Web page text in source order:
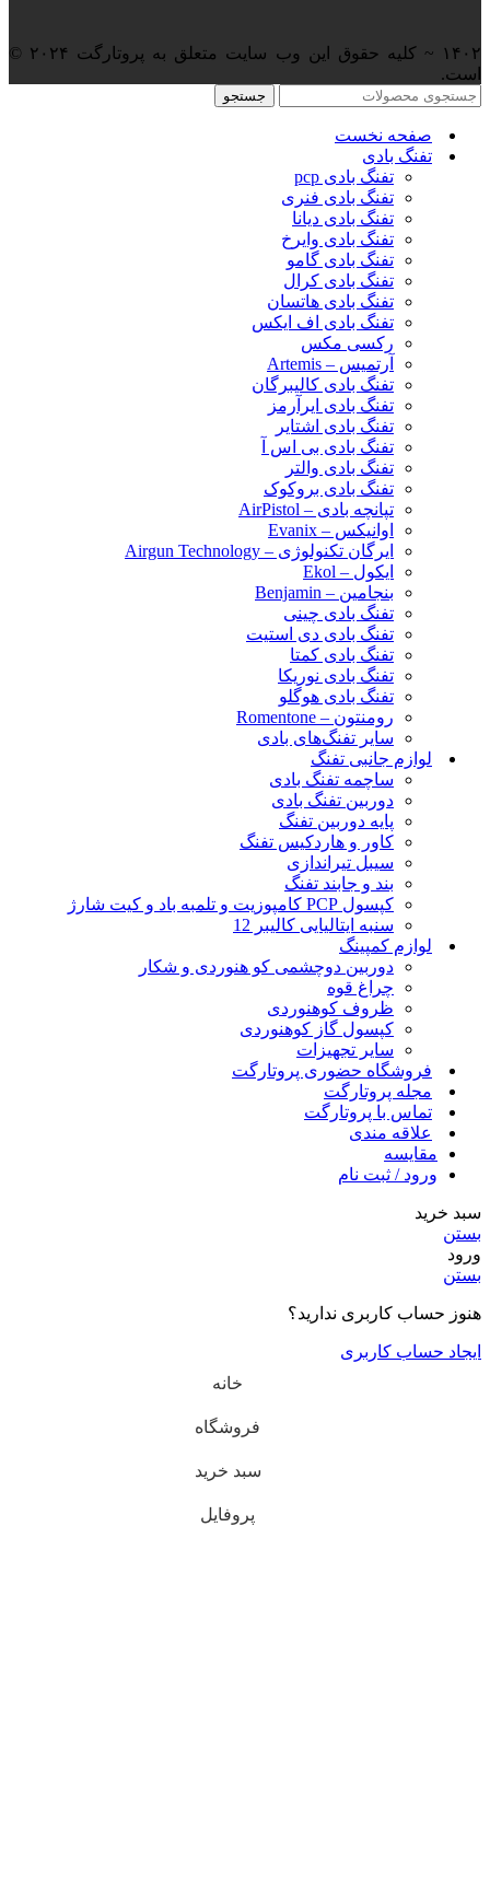
۱۴۰۲ ~ کلیه حقوق این وب سایت متعلق به پروتارگت ۲۰۲۴ ©️
است.
جستجو
صفحه نخست
تفنگ بادی
تفنگ بادی pcp
تفنگ بادی فنری
تفنگ بادی دیانا
تفنگ بادی وایرخ
تفنگ بادی گامو
تفنگ بادی کرال
تفنگ بادی هاتسان
تفنگ بادی اف ایکس
رکسی مکس
آرتمیس – Artemis
تفنگ بادی کالیبرگان
تفنگ بادی ایرآرمز
تفنگ بادی اشتایر
تفنگ بادی بی اس آ
تفنگ بادی والتر
تفنگ بادی بروکوک
تپانچه بادی – AirPistol
اوانیکس – Evanix
ایرگان تکنولوژی – Airgun Technology
ایکول – Ekol
بنجامین – Benjamin
تفنگ بادی چینی
تفنگ بادی دی استیت
تفنگ بادی کمتا
تفنگ بادی نوریکا
تفنگ بادی هوگلو
رومنتون – Romentone
سایر تفنگ‌های بادی
لوازم جانبی تفنگ
ساچمه تفنگ بادی
دوربین تفنگ بادی
پایه دوربین تفنگ
کاور و هاردکیس تفنگ
سیبل تیراندازی
بند و جابند تفنگ
کپسول PCP کامپوزیت و تلمبه باد و کیت شارژ
سنبه ایتالیایی کالیبر 12
لوازم کمپینگ
دوربین دوچشمی کو هنوردی و شکار
چراغ قوه
ظروف کوهنوردی
کپسول گاز کوهنوردی
سایر تجهیزات
فروشگاه حضوری پروتارگت
مجله پروتارگت
تماس با پروتارگت
علاقه مندی
مقایسه
ورود / ثبت نام
سبد خرید
بستن
ورود
بستن
هنوز حساب کاربری ندارید؟
ایجاد حساب کاربری
خانه
فروشگاه
سبد خرید
پروفایل